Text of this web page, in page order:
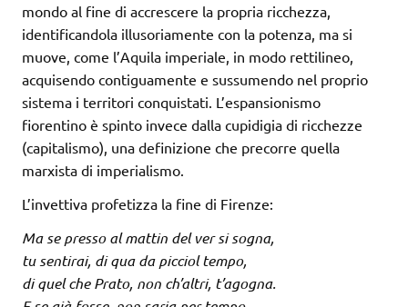
mondo al fine di accrescere la propria ricchezza,
identificandola illusoriamente con la potenza, ma si
muove, come l’Aquila imperiale, in modo rettilineo,
acquisendo contiguamente e sussumendo nel proprio
sistema i territori conquistati. L’espansionismo
fiorentino è spinto invece dalla cupidigia di ricchezze
(capitalismo), una definizione che precorre quella
marxista di imperialismo.
L’invettiva profetizza la fine di Firenze:
Ma se presso al mattin del ver si sogna,
tu sentirai, di qua da picciol tempo,
di quel che Prato, non ch’altri, t’agogna.